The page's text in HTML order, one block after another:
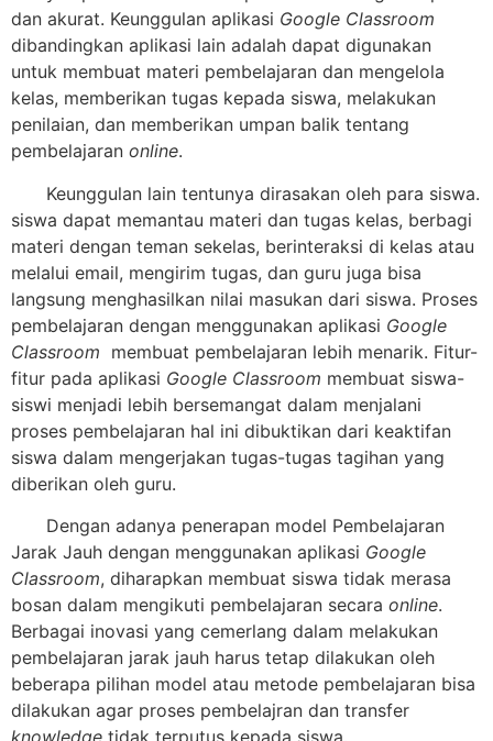
dan akurat. Keunggulan aplikasi Google Classroom
dibandingkan aplikasi lain adalah dapat digunakan
untuk membuat materi pembelajaran dan mengelola
kelas, memberikan tugas kepada siswa, melakukan
penilaian, dan memberikan umpan balik tentang
pembelajaran online.
Keunggulan lain tentunya dirasakan oleh para siswa.
siswa dapat memantau materi dan tugas kelas, berbagi
materi dengan teman sekelas, berinteraksi di kelas atau
melalui email, mengirim tugas, dan guru juga bisa
langsung menghasilkan nilai masukan dari siswa. Proses
pembelajaran dengan menggunakan aplikasi Google
Classroom membuat pembelajaran lebih menarik. Fitur-
fitur pada aplikasi Google Classroom membuat siswa-
siswi menjadi lebih bersemangat dalam menjalani
proses pembelajaran hal ini dibuktikan dari keaktifan
siswa dalam mengerjakan tugas-tugas tagihan yang
diberikan oleh guru.
Dengan adanya penerapan model Pembelajaran
Jarak Jauh dengan menggunakan aplikasi Google
Classroom, diharapkan membuat siswa tidak merasa
bosan dalam mengikuti pembelajaran secara online.
Berbagai inovasi yang cemerlang dalam melakukan
pembelajaran jarak jauh harus tetap dilakukan oleh
beberapa pilihan model atau metode pembelajaran bisa
dilakukan agar proses pembelajran dan transfer